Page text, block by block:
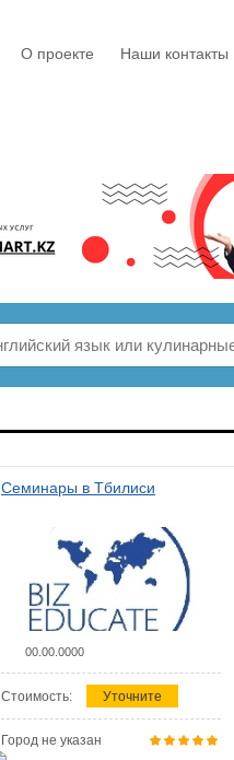
О проекте Наши контакты
Семинары в Тбилиси
00.00.0000
Стоимость: Уточните
Город не указан